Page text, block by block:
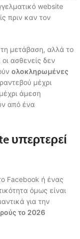
website
πριν καν τον
μετάβαση, αλλά το
ασθενείς δεν
ολοκληρωμένες
μέχρι
άμεση
από ένα
υπερτερεί
Facebook ή ένας
όμως είναι
για την
το 2026